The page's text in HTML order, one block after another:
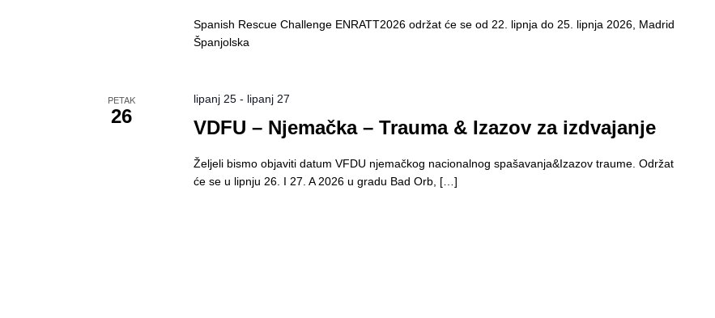
Spanish Rescue Challenge ENRATT2026 održat će se od 22. lipnja do 25. lipnja 2026, Madrid
Španjolska
PETAK
26
lipanj 25 - lipanj 27
VDFU – Njemačka – Trauma & Izazov za izdvajanje
Željeli bismo objaviti datum VFDU njemačkog nacionalnog spašavanja&Izazov traume. Održat
će se u lipnju 26. I 27. A 2026 u gradu Bad Orb, […]